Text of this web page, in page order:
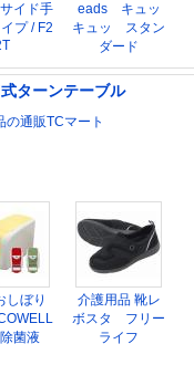
イド手
プ / F2
eads キュッ
キュッ スタン
ダード
ターンテーブル
の通販TCマート
しぼり
菌液
介護用品 靴レ
ボスタ フリー
ライフ